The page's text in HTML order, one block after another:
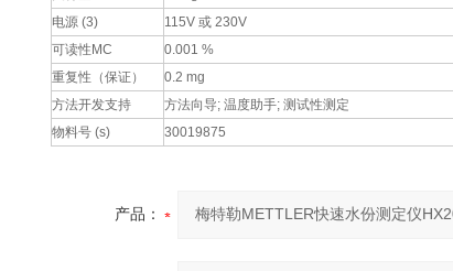
电源 (3)
115V 或 230V
可读性MC
0.001 %
重复性（保证）
0.2 mg
方法开发支持
方法向导; 温度助手; 测试性测定
物料号 (s)
30019875
产品：